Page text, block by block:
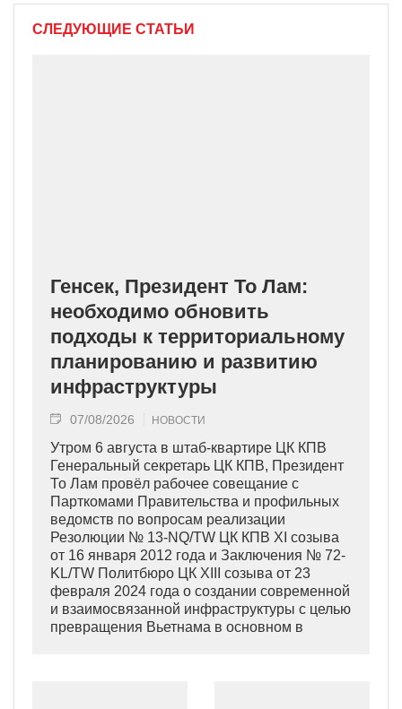
СЛЕДУЮЩИЕ СТАТЬИ
Генсек, Президент То Лам:
необходимо обновить
подходы к территориальному
планированию и развитию
инфраструктуры
07/08/2026 НОВОСТИ
Утром 6 августа в штаб-квартире ЦК КПВ
Генеральный секретарь ЦК КПВ, Президент
То Лам провёл рабочее совещание с
Парткомами Правительства и профильных
ведомств по вопросам реализации
Резолюции № 13-NQ/TW ЦК КПВ XI созыва
от 16 января 2012 года и Заключения № 72-
KL/TW Политбюро ЦК XIII созыва от 23
февраля 2024 года о создании современной
и взаимосвязанной инфраструктуры с целью
превращения Вьетнама в основном в